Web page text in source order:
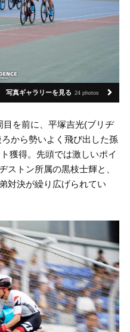
写真ギャラリーを見る 24 photos
を前に、平塚吉光(ブリヂ
から勢いよく飛び出した孫
獲得。先頭では激しいポイ
ストン所属の黒枝士輝と、
対決が繰り広げられてい